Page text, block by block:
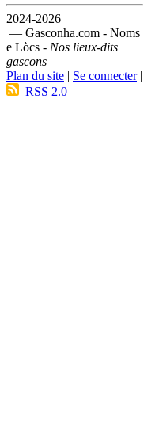
2024-2026
— Gasconha.com - Noms
e Lòcs - Nos lieux-dits
gascons
Plan du site | Se connecter|
RSS 2.0